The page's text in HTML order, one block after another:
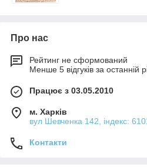
Про нас
Рейтинг не сформований
Менше 5 відгуків за останній
Працює з 03.05.2010
м. Харків
вул Шевченка 142, iндекс:
Контакти